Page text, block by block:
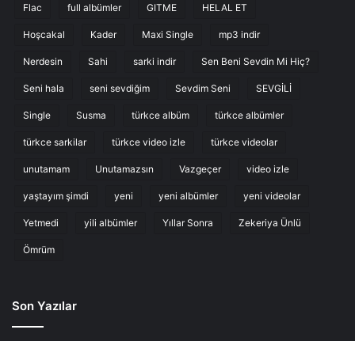
Flac full albümler GITME HELAL ET
Hoşcakal Kader Maxi Single mp3 indir
Nerdesin Sahi sarki indir Sen Beni Sevdin Mi Hiç?
Seni hala seni sevdiğim Sevdim Seni SEVGİLİ
Single Susma türkce albüm türkce albümler
türkce sarkilar türkce video izle türkce videolar
unutamam Unutamazsın Vazgeçer video izle
yaştayım şimdi yeni yeni albümler yeni videolar
Yetmedi yili albümler Yıllar Sonra Zekeriya Ünlü
Ömrüm
Son Yazılar